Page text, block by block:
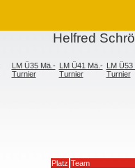
Helfred
LM Ü35 Mä.-
Turnier
LM Ü41 Mä.-
Turnier
LM Ü53
Turnier
Platz Team